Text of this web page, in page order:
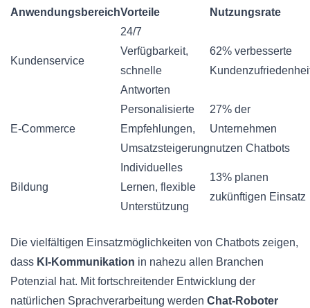
AnwendungsbereichVorteile Nutzungsrate
Kundenservice
24/7
Verfügbarkeit,
schnelle
Antworten
62% verbesserte
E-Commerce
Personalisierte
Empfehlungen,
Umsatzsteigerung
27% der
Unternehmen
nutzen Chatbots
Bildung
Individuelles
Lernen, flexible
Unterstützung
13% planen
zukünftigen Einsatz
Die vielfältigen Einsatzmöglichkeiten von Chatbots zeigen,
dass KI-Kommunikation in nahezu allen Branchen
Potenzial hat. Mit fortschreitender Entwicklung der
natürlichen Sprachverarbeitung werden Chat-Roboter